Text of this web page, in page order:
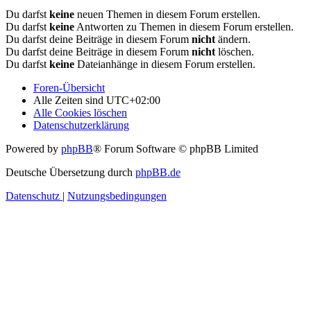
Du darfst keine neuen Themen in diesem Forum erstellen.
Du darfst keine Antworten zu Themen in diesem Forum erstellen.
Du darfst deine Beiträge in diesem Forum nicht ändern.
Du darfst deine Beiträge in diesem Forum nicht löschen.
Du darfst keine Dateianhänge in diesem Forum erstellen.
Foren-Übersicht
Alle Zeiten sind UTC+02:00
Alle Cookies löschen
Datenschutzerklärung
Powered by phpBB® Forum Software © phpBB Limited
Deutsche Übersetzung durch phpBB.de
Datenschutz | Nutzungsbedingungen